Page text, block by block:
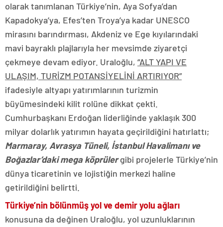
olarak tanımlanan Türkiye’nin, Aya Sofya’dan
Kapadokya’ya, Efes’ten Troya’ya kadar UNESCO
mirasını barındırması, Akdeniz ve Ege kıyılarındaki
mavi bayraklı plajlarıyla her mevsimde ziyaretçi
çekmeye devam ediyor. Uraloğlu, “ALT YAPI VE
ULAŞIM, TURİZM POTANSİYELİNİ ARTIRIYOR”
ifadesiyle altyapı yatırımlarının turizmin
büyümesindeki kilit rolüne dikkat çekti.
Cumhurbaşkanı Erdoğan liderliğinde yaklaşık 300
milyar dolarlık yatırımın hayata geçirildiğini hatırlattı;
Marmaray, Avrasya Tüneli, İstanbul Havalimanı ve
Boğazlar’daki mega köprülergibi projelerle Türkiye’nin
dünya ticaretinin ve lojistiğin merkezi haline
getirildiğini belirtti.
Türkiye’nin bölünmüş yol ve demir yolu ağları
konusuna da değinen Uraloğlu, yol uzunluklarının